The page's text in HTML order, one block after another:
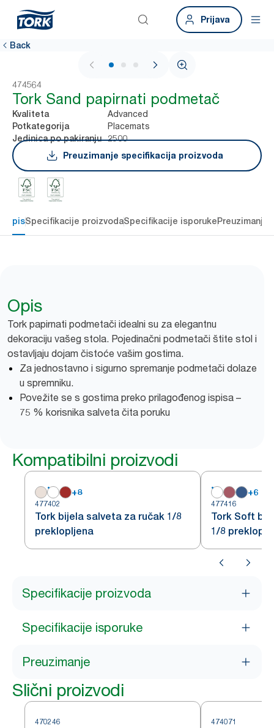
Prijava
Back
1 / 3
474564
Tork Sand papirnati podmetač
Kvaliteta Advanced
Potkategorija Placemats
Jedinica po pakiranju
2500
Preuzimanje specifikacija proizvoda
OpisSpecifikacije proizvodaSpecifikacije isporukePreuzimanje
Opis
Tork papirnati podmetači idealni su za elegantnu
dekoraciju vašeg stola. Pojedinačni podmetači štite stol i
ostavljaju dojam čistoće vašim gostima.
Za jednostavno i sigurno spremanje podmetači dolaze
u spremniku.
Povežite se s gostima preko prilagođenog ispisa –
75 % korisnika salveta čita poruku
Kompatibilni proizvodi
+8
477402
Tork bijela salveta za ručak 1/8
preklopljena
+6
477416
Tork Soft
1/8
Specifikacije proizvoda
Specifikacije isporuke
Preuzimanje
Slični proizvodi
470246 474071